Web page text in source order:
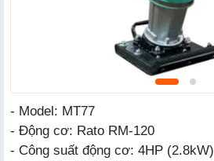
- Model: MT77
- Động cơ: Rato RM-120
- Công suất động cơ: 4HP (2.8kW)